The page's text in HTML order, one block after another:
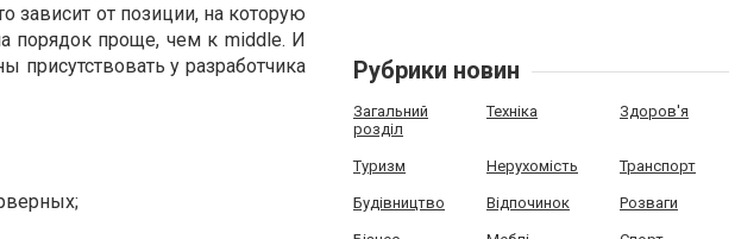
зависит от позиции, на которую
порядок проще, чем к middle. И
у разработчика
Рубрики новин
Загальний
розділ
Техніка Здоров'я
Туризм Нерухомість Транспорт
Будівництво Відпочинок Розваги